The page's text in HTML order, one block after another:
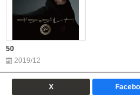
50
2019/12
X